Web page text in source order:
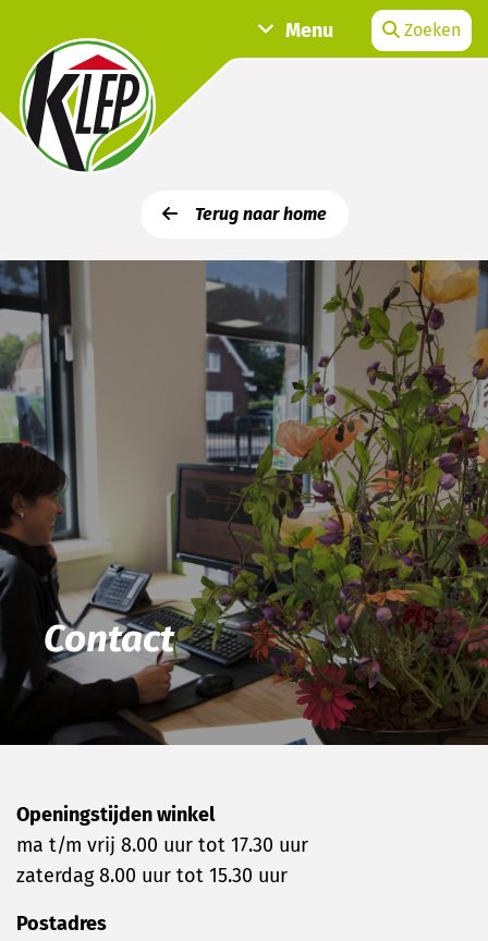
Menu Zoeken
Terug naar home
Contact
Openingstijden winkel
ma t/m vrij 8.00 uur tot 17.30 uur
zaterdag 8.00 uur tot 15.30 uur
Postadres